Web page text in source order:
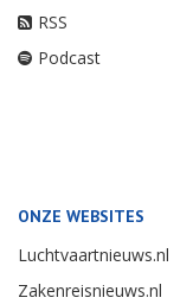
RSS
Podcast
ONZE WEBSITES
Luchtvaartnieuws.nl
Zakenreisnieuws.nl